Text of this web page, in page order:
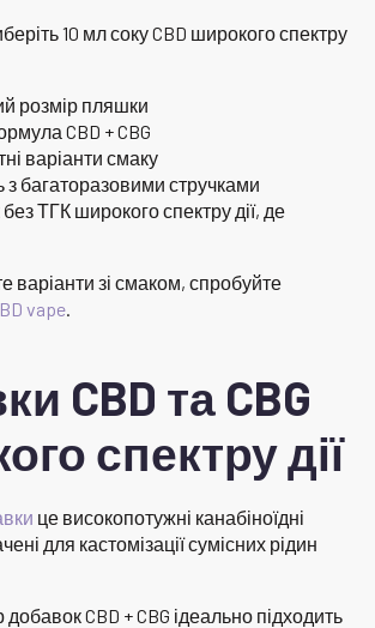
10 мл соку CBD широкого спектру
розмір пляшки
CBD + CBG
варіанти смаку
з багаторазовими стручками
ТГК широкого спектру дії, де
варіанти зі смаком, спробуйте
vape.
CBD та CBG
спектру дії
це високопотужні канабіноїдні
для кастомізації сумісних рідин
CBD + CBG ідеально підходить